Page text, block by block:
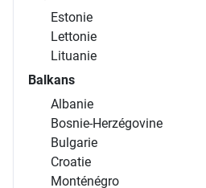
Estonie
Lettonie
Lituanie
Balkans
Albanie
Bosnie-Herzégovine
Bulgarie
Croatie
Monténégro